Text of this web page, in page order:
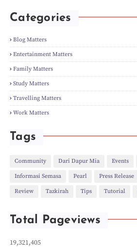
►
►Apr(3)
►Feb(6)
►Jan(8)
►2023(224)
►Dec(5)
►Nov (28)
►Oct(50)
►Sept(12)
►Aug(5)
►Jul(8)
►Jun(3)
►Apr(27)
►Mar(31)
►Jan(21)
►Dec(46)
►Oct(10)
►
(4)
►Jun(11)
►Apr (7)
►Mar(24)
Categories
Blog Matters
Entertainment Matters
Family Matters
Study Matters
Travelling Matters
Work Matters
Tags
Community Dari Dapur Mia Events
Informasi Semasa Pearl Press Release
Review Tazkirah Tips Tutorial
Total Pageviews
19,321,405